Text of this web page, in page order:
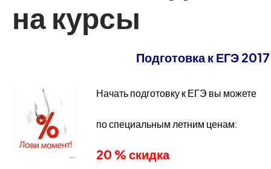
на курсы
Подготовка к ЕГЭ 2017
Начать подготовку к ЕГЭ вы можете
по специальным летним ценам:
20 % скидка